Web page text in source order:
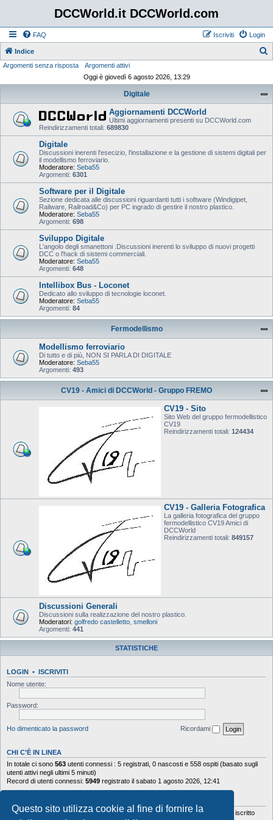
Questo sito utilizza cookie al fine di fornire la
DCCWorld.it DCCWorld.com
FAQ Login
Iscriviti
Indice
Argomenti senza risposta
Argomenti attivi
Oggi è giovedì 6 agosto 2026, 13:29
Digitale
Aggiornamenti DCCWorld
Ultimi aggiornamenti presenti su DCCWorld.com
Reindirizzamenti totali: 689830
Digitale
Discussioni inerenti l'esecizio, l'installazione e la gestione di sistemi digitali per
il modellismo ferroviario.
Moderatore: Seba55
Argomenti: 6301
Software per il Digitale
Sezione dedicata alle discussioni riguardanti tutti i software (Windigipet,
Railware, Railroad&Co) per PC ingrado di gestire il nostro plastico.
Moderatore: Seba55
Argomenti: 698
Sviluppo Digitale
L'angolo degli smanettoni .Discussioni inerenti lo sviluppo di nuovi progetti
DCC o l'hack di sistemi commerciali.
Moderatore: Seba55
Argomenti: 648
Intellibox Bus - Loconet
Dedicato allo sviluppo di tecnologie loconet.
Moderatore: Seba55
Argomenti: 84
Fermodellismo
Modellismo ferroviario
Di tutto e di più, NON SI PARLA DI DIGITALE
Moderatore: Seba55
Argomenti: 493
CV19 - Amici di DCCWorld - Gruppo FREMO
CV19 - Sito
Sito Web del gruppo fermodellistico
CV19
Reindirizzamenti totali: 124434
CV19 - Galleria Fotografica
La galleria fotografica del gruppo
fermodellistico CV19 Amici di
DCCWorld
Reindirizzamenti totali: 849157
Discussioni Generali
Discussioni sulla realizzazione del nostro plastico.
Moderatori: golfredo castelletto smelloni
Argomenti: 441
STATISTICHE
LOGIN • ISCRIVITI
Nome utente:
Password:
Ho dimenticato la password Ricordami
CHI C’È IN LINEA
In totale ci sono 563 utenti connessi : 5 registrati, 0 nascosti e 558 ospiti (basato sugli
utenti attivi negli ultimi 5 minuti)
Record di utenti connessi: 5949 registrato il sabato 1 agosto 2026, 12:41
Totale messaggi103644• Totale argomenti 9878• Totale iscritti 5630
• Ultimo iscritto